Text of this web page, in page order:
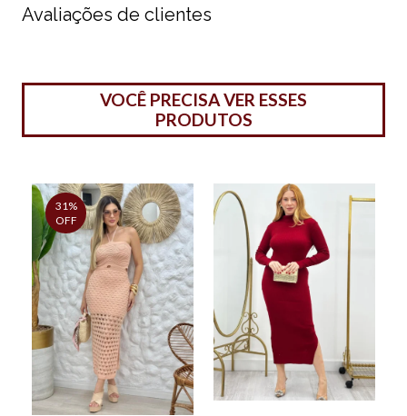
Avaliações de clientes
VOCÊ PRECISA VER ESSES
PRODUTOS
31%
OFF